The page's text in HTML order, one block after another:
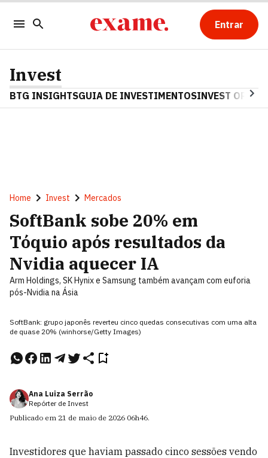
Entrar
Invest
BTG INSIGHTSGUIA DE INVESTIMENTOSINVEST OPINA
Home Invest Mercados
SoftBank sobe 20% em
Tóquio após resultados da
Nvidia aquecer IA
Arm Holdings, SK Hynix e Samsung também avançam com euforia
pós-Nvidia na Ásia
SoftBank: grupo japonês reverteu cinco quedas consecutivas com uma alta
de quase 20% (winhorse/Getty Images)
Ana Luiza Serrão
Repórter de Invest
Publicado em 21 de maio de 2026 06h46.
Investidores que haviam passado cinco sessões vendo